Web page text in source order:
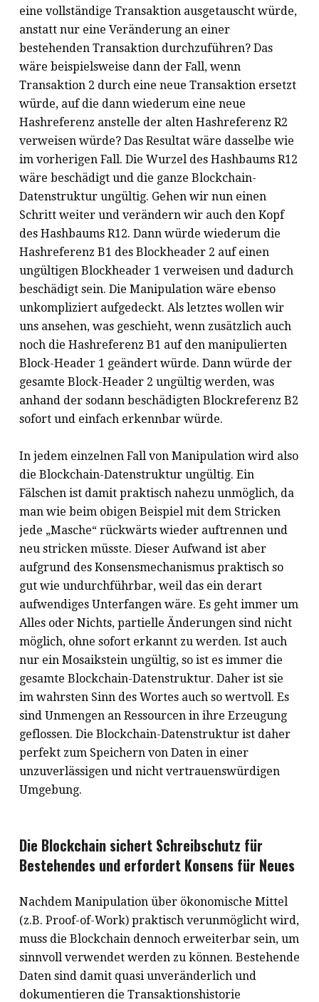
eine vollständige Transaktion ausgetauscht würde,
anstatt nur eine Veränderung an einer
bestehenden Transaktion durchzuführen? Das
wäre beispielsweise dann der Fall, wenn
Transaktion 2 durch eine neue Transaktion ersetzt
würde, auf die dann wiederum eine neue
Hashreferenz anstelle der alten Hashreferenz R2
verweisen würde? Das Resultat wäre dasselbe wie
im vorherigen Fall. Die Wurzel des Hashbaums R12
wäre beschädigt und die ganze Blockchain-
Datenstruktur ungültig. Gehen wir nun einen
Schritt weiter und verändern wir auch den Kopf
des Hashbaums R12. Dann würde wiederum die
Hashreferenz B1 des Blockheader 2 auf einen
ungültigen Blockheader 1 verweisen und dadurch
beschädigt sein. Die Manipulation wäre ebenso
unkompliziert aufgedeckt. Als letztes wollen wir
uns ansehen, was geschieht, wenn zusätzlich auch
noch die Hashreferenz B1 auf den manipulierten
Block-Header 1 geändert würde. Dann würde der
gesamte Block-Header 2 ungültig werden, was
anhand der sodann beschädigten Blockreferenz B2
sofort und einfach erkennbar würde.
In jedem einzelnen Fall von Manipulation wird also
die Blockchain-Datenstruktur ungültig. Ein
Fälschen ist damit praktisch nahezu unmöglich, da
man wie beim obigen Beispiel mit dem Stricken
jede „Masche“ rückwärts wieder auftrennen und
neu stricken müsste. Dieser Aufwand ist aber
aufgrund des Konsensmechanismus praktisch so
gut wie undurchführbar, weil das ein derart
aufwendiges Unterfangen wäre. Es geht immer um
Alles oder Nichts, partielle Änderungen sind nicht
möglich, ohne sofort erkannt zu werden. Ist auch
nur ein Mosaikstein ungültig, so ist es immer die
gesamte Blockchain-Datenstruktur. Daher ist sie
im wahrsten Sinn des Wortes auch so wertvoll. Es
sind Unmengen an Ressourcen in ihre Erzeugung
geflossen. Die Blockchain-Datenstruktur ist daher
perfekt zum Speichern von Daten in einer
unzuverlässigen und nicht vertrauenswürdigen
Umgebung.
Die Blockchain sichert Schreibschutz für
Bestehendes und erfordert Konsens für Neues
Nachdem Manipulation über ökonomische Mittel
(z.B. Proof-of-Work) praktisch verunmöglicht wird,
muss die Blockchain dennoch erweiterbar sein, um
sinnvoll verwendet werden zu können. Bestehende
Daten sind damit quasi unveränderlich und
dokumentieren die Transaktionshistorie